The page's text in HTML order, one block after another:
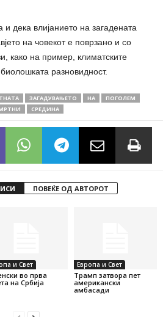
и дека влијанието на загадената
на човекот е поврзано и со
како на пример, климатските
разновидност.
ЗАГАДУВАЊЕТО НА
ПОГОЛЕМ
СРЕДИНА
ПОВЕЌЕ ОД АВТОРОТ
и Свет
во прва
на Србија
Европа и Свет
Трамп затвора пет
американски
амбасади